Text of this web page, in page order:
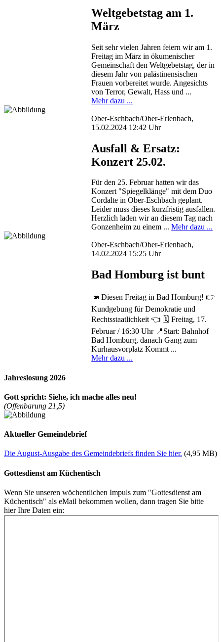
Weltgebetstag am 1.
März
Seit sehr vielen Jahren feiern wir am 1.
Freitag im März in ökumenischer
Gemeinschaft den Weltgebetstag, der in
diesem Jahr von palästinensischen
Frauen vorbereitet wurde. Angesichts
von Terror, Gewalt, Hass und ...
Mehr dazu ...
Ober-Eschbach/Ober-Erlenbach,
15.02.2024 12:42 Uhr
Ausfall & Ersatz:
Konzert 25.02.
Für den 25. Februar hatten wir das
Konzert "Spiegelklänge" mit dem Duo
Cordalte in Ober-Eschbach geplant.
Leider muss dieses kurzfristig ausfallen.
Herzlich laden wir an diesem Tag nach
Gonzenheim zu einem ...Mehr dazu ...
Ober-Eschbach/Ober-Erlenbach,
14.02.2024 15:25 Uhr
Bad Homburg ist bunt
📣 Diesen Freitag in Bad Homburg! 👉
Kundgebung für Demokratie und
Rechtsstaatlichkeit 👈 🗓️ Freitag, 17.
Februar / 16:30 Uhr 📍Start: Bahnhof
Bad Homburg, danach Gang zum
Kurhausvorplatz Kommt ...
Mehr dazu ...
Jahreslosung 2026
Gott spricht: Siehe, ich mache alles neu!
(Offenbarung 21,5)
Aktueller Gemeindebrief
Die August-Ausgabe des Gemeindebriefs finden Sie hier. (4,95 MB)
Gottesdienst am Küchentisch
Wenn Sie unseren wöchentlichen Impuls zum "Gottesdienst am
Küchentisch" als eMail bekommen wollen, dann tragen Sie bitte
hier Ihre Daten ein: